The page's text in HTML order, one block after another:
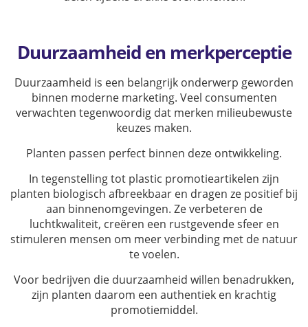
Duurzaamheid en merkperceptie
Duurzaamheid is een belangrijk onderwerp geworden
binnen moderne marketing. Veel consumenten
verwachten tegenwoordig dat merken milieubewuste
keuzes maken.
Planten passen perfect binnen deze ontwikkeling.
In tegenstelling tot plastic promotieartikelen zijn
planten biologisch afbreekbaar en dragen ze positief bij
aan binnenomgevingen. Ze verbeteren de
luchtkwaliteit, creëren een rustgevende sfeer en
stimuleren mensen om meer verbinding met de natuur
te voelen.
Voor bedrijven die duurzaamheid willen benadrukken,
zijn planten daarom een authentiek en krachtig
promotiemiddel.